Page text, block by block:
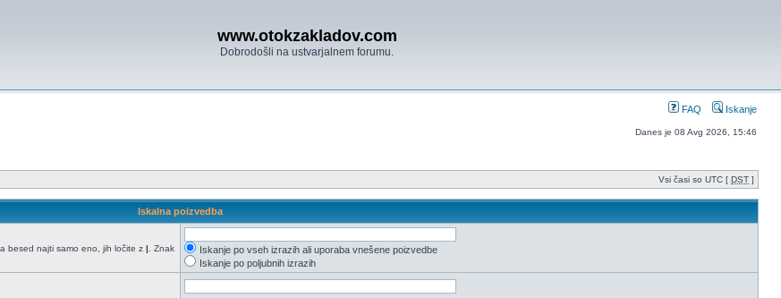
www.otokzakladov.com
Dobrodošli na ustvarjalnem forumu.
FAQ Iskanje
Danes je 08 Avg 2026, 15:46
Vsi časi so UTC [ DST ]
Iskalna poizvedba
besed najti samo eno, jih ločite z | . Znak
Iskanje po vseh izrazih ali uporaba vnešene poizvedbe
Iskanje po poljubnih izrazih